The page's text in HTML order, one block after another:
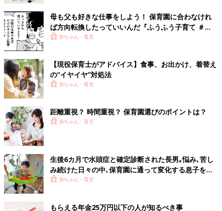
母も父も好きな仕事をしよう！ 保育園に合わなけれ
ば方向転換したっていいんだ『ふうふう子育て ＃
61』赤ちゃん・育児
【現役保育士がアドバイス】食事、お出かけ、着替え
の“イヤイヤ”対処法
赤ちゃん・育児
距離重視？ 時間重視？ 保育園選びのポイントは？
赤ちゃん・育児
生後6カ月で水頭症と確定診断された長男｡悩み､苦し
み続けた日々の中､保育園に通って変化する息子を見
て･･･【X連鎖性遺伝性水頭症】
赤ちゃん・育児
もらえる年金25万円以下の人が知るべき事